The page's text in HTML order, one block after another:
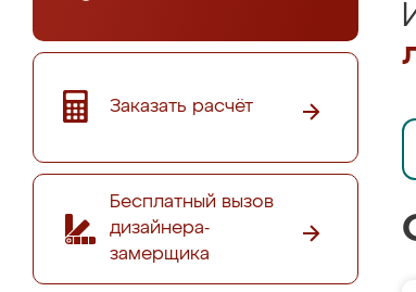
Заказать расчёт
Бесплатный вызов
дизайнера-
замерщика